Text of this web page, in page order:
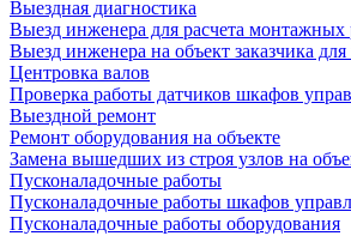
Выездная диагностика
Выезд инженера для расчета монтажных
Выезд инженера на объект заказчика
Центровка валов
Проверка работы датчиков шкафов
Выездной ремонт
Ремонт оборудования на объекте
Замена вышедших из строя узлов на
Пусконаладочные работы
Пусконаладочные работы шкафов
Пусконаладочные работы оборудования